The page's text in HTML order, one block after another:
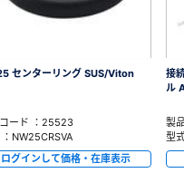
センターリング SUS/Viton
ード ：25523
NW25CRSVA
ログインして価格・在庫表示
接
ル
製
型